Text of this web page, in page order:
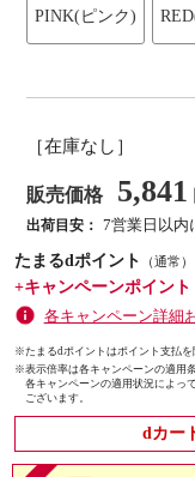
PINK(ピンク)
［在庫なし］
販売価格 5,841
出荷目安： 7営業日以内
たまるdポイント
（通常）
+キャンペーンポイント
各キャンペーン詳細
※たまるdポイントはポイント支払を
※表示倍率は各キャンペーンの適用
各キャンペーンの適用状況によっ
ございます。
dカー